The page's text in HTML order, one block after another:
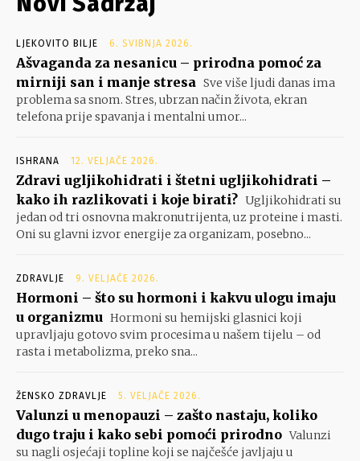
LJEKOVITO BILJE 6. SVIBNJA 2026.
Ašvaganda za nesanicu – prirodna pomoć za
mirniji san i manje stresa Sve više ljudi danas ima
problema sa snom. Stres, ubrzan način života, ekran
telefona prije spavanja i mentalni umor...
ISHRANA 12. VELJAČE 2026.
Zdravi ugljikohidrati i štetni ugljikohidrati –
kako ih razlikovati i koje birati? Ugljikohidrati su
jedan od tri osnovna makronutrijenta, uz proteine i masti.
Oni su glavni izvor energije za organizam, posebno...
ZDRAVLJE 9. VELJAČE 2026.
Hormoni – što su hormoni i kakvu ulogu imaju
u organizmu Hormoni su hemijski glasnici koji
upravljaju gotovo svim procesima u našem tijelu – od
rasta i metabolizma, preko sna...
ŽENSKO ZDRAVLJE 5. VELJAČE 2026.
Valunzi u menopauzi – zašto nastaju, koliko
dugo traju i kako sebi pomoći prirodno Valunzi
su nagli osjećaji topline koji se najčešće javljaju u